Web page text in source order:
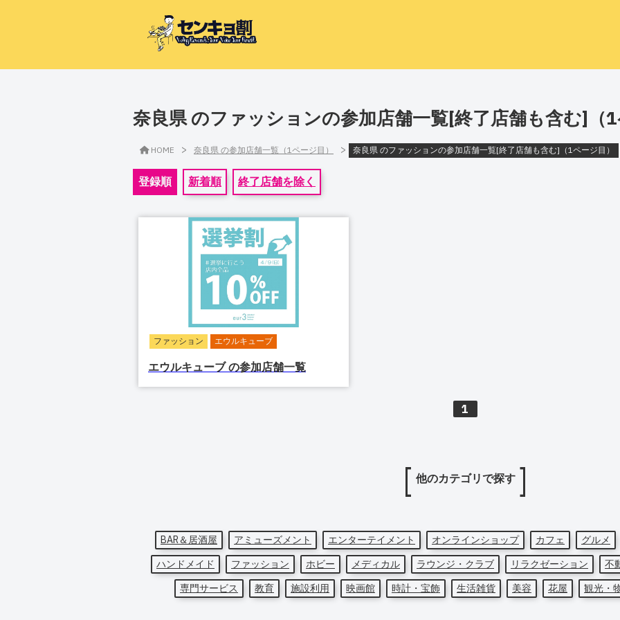
奈良県 のファッションの参加店舗一覧[終了店舗も含む]（1
HOME > 奈良県 の参加店舗一覧（1ページ目） > 奈良県 のファッションの参加店舗一覧[終了店舗も含む]（1ページ目）
登録順 新着順 終了店舗を除く
ファッション エウルキューブ
エウルキューブの参加店舗一覧
1
他のカテゴリで探す
BAR＆居酒屋 アミューズメント エンターテイメント オンラインショップ カフェ グルメ
ハンドメイド
ファッション ホビー メディカル ラウンジ・クラブ リラクゼーション 不
専門サービス
教育 施設利用 映画館 時計・宝飾 生活雑貨 美容 花屋 観光・